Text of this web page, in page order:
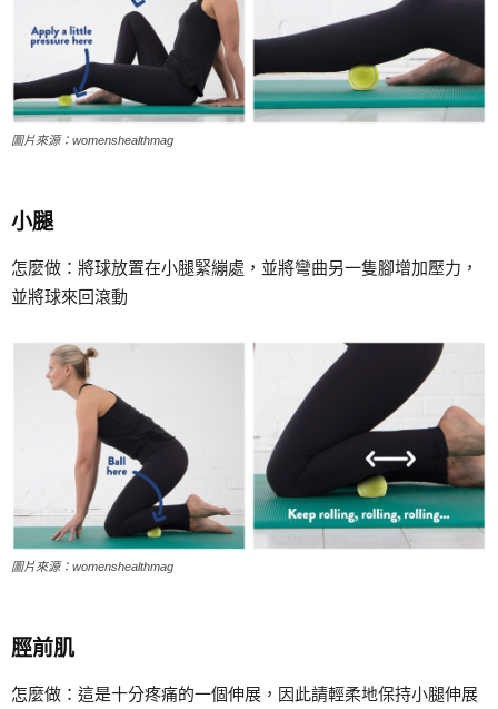
圖片來源：womenshealthmag
小腿
怎麼做：將球放置在小腿緊繃處，並將彎曲另一隻腳增加壓力，
並將球來回滾動
圖片來源：womenshealthmag
脛前肌
怎麼做：這是十分疼痛的一個伸展，因此請輕柔地保持小腿伸展